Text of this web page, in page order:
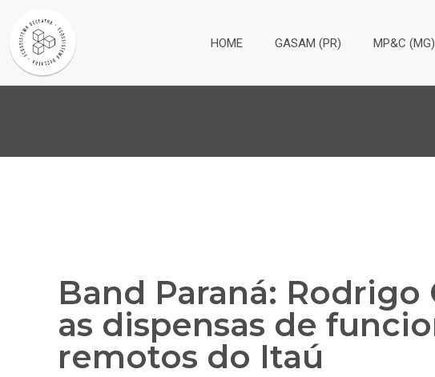
HOME GASAM (PR) MP&C (MG)
Band Paraná: Rodrigo
as dispensas de
remotos do Itaú